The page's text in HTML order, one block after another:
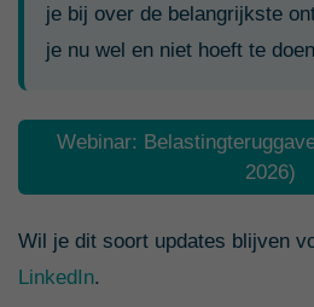
je bij over de belangrijkste
je nu wel en niet hoeft te
Webinar:
2026)
Wil je dit soort updates blijven
LinkedIn.